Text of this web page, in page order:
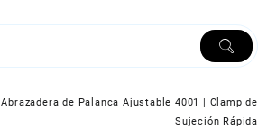
Abrazadera de Palanca Ajustable 4001 | Clamp de
Sujeción Rápida